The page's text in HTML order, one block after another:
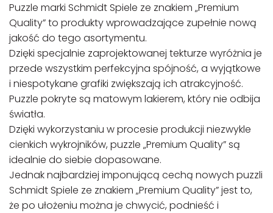
Puzzle marki Schmidt Spiele ze znakiem „Premium
Quality” to produkty wprowadzające zupełnie nową
jakość do tego asortymentu.
Dzięki specjalnie zaprojektowanej tekturze wyróżnia je
przede wszystkim perfekcyjna spójność, a wyjątkowe
i niespotykane grafiki zwiększają ich atrakcyjność.
Puzzle pokryte są matowym lakierem, który nie odbija
światła.
Dzięki wykorzystaniu w procesie produkcji niezwykle
cienkich wykrojników, puzzle „Premium Quality” są
idealnie do siebie dopasowane.
Jednak najbardziej imponującą cechą nowych puzzli
Schmidt Spiele ze znakiem „Premium Quality” jest to,
że po ułożeniu można je chwycić, podnieść i